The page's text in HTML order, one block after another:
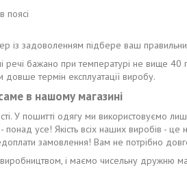
поясі
із задоволенням підбере ваш
речі бажано при температурі не вище 40
термін експлуатації виробу.
в нашому магазині
У пошитті одягу ми використовуємо
понад усе! Якість всіх наших виробів -
замовлення! Вам не потрібно
і маємо чисельну дружню